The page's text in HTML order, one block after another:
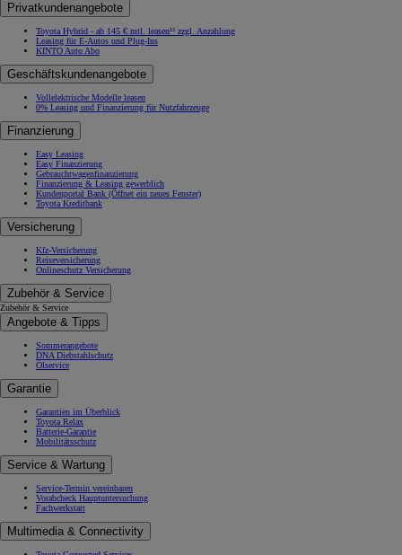
Privatkundenangebote
Toyota Hybrid - ab 145 € mtl. leasen¹² zzgl. Anzahlung
Leasing für E-Autos und Plug-Ins
KINTO Auto Abo
Geschäftskundenangebote
Vollelektrische Modelle leasen
0% Leasing und Finanzierung für Nutzfahrzeuge
Finanzierung
Easy Leasing
Easy Finanzierung
Gebrauchtwagenfinanzierung
Finanzierung & Leasing gewerblich
Kundenportal Bank (Öffnet ein neues Fenster)
Toyota Kreditbank
Versicherung
Kfz-Versicherung
Reiseversicherung
Onlineschutz Versicherung
Zubehör & Service
Zubehör & Service
Angebote & Tipps
Sommerangebote
DNA Diebstahlschutz
Ölservice
Garantie
Garantien im Überblick
Toyota Relax
Batterie-Garantie
Mobilitätsschutz
Service & Wartung
Service-Termin vereinbaren
Vorabcheck Hauptuntersuchung
Fachwerkstatt
Multimedia & Connectivity